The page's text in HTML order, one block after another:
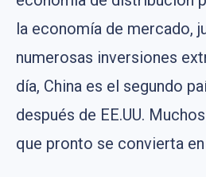
la economía de mercado,
numerosas inversiones
día, China es el segundo
después de EE.UU.
que pronto se convierta